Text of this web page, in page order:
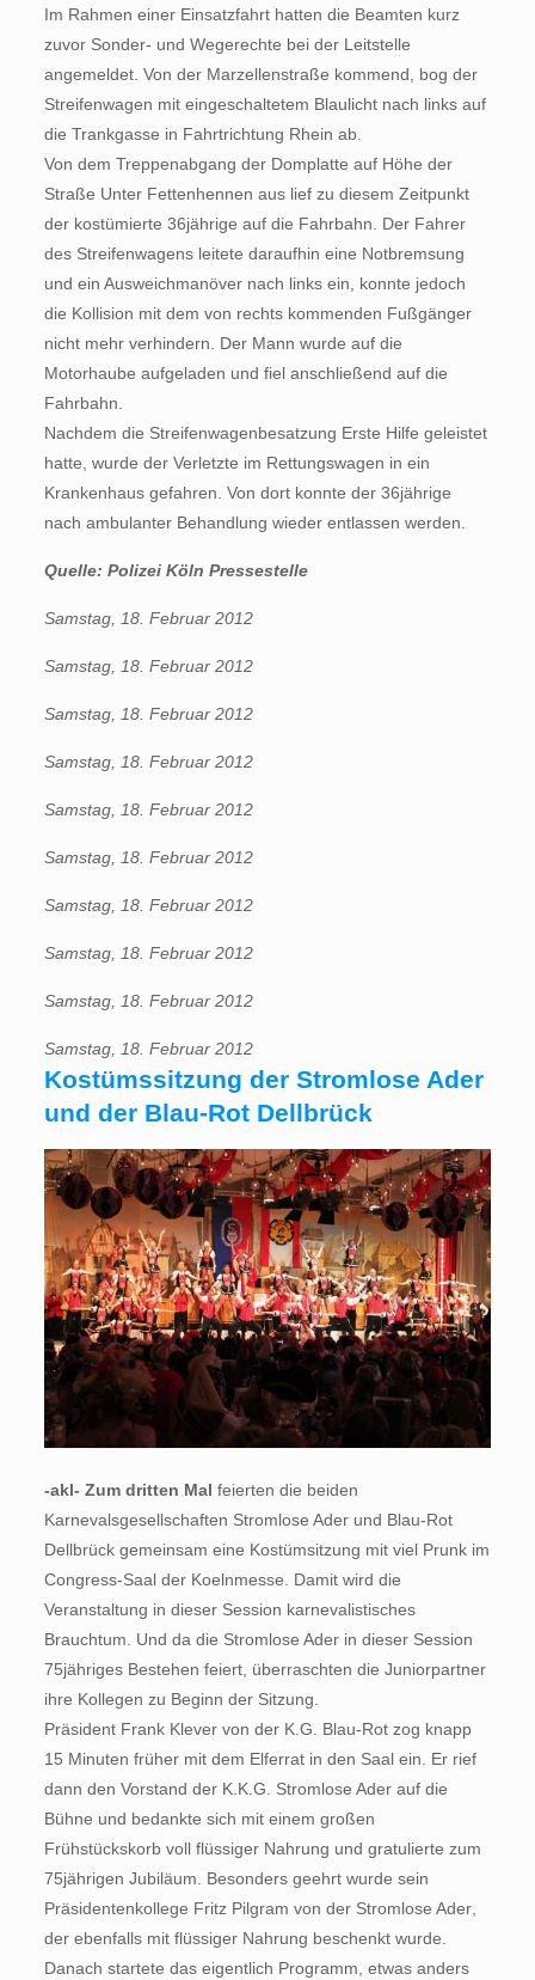
Im Rahmen einer Einsatzfahrt hatten die Beamten kurz
zuvor Sonder- und Wegerechte bei der Leitstelle
angemeldet. Von der Marzellenstraße kommend, bog der
Streifenwagen mit eingeschaltetem Blaulicht nach links auf
die Trankgasse in Fahrtrichtung Rhein ab.
Von dem Treppenabgang der Domplatte auf Höhe der
Straße Unter Fettenhennen aus lief zu diesem Zeitpunkt
der kostümierte 36jährige auf die Fahrbahn. Der Fahrer
des Streifenwagens leitete daraufhin eine Notbremsung
und ein Ausweichmanöver nach links ein, konnte jedoch
die Kollision mit dem von rechts kommenden Fußgänger
nicht mehr verhindern. Der Mann wurde auf die
Motorhaube aufgeladen und fiel anschließend auf die
Fahrbahn.
Nachdem die Streifenwagenbesatzung Erste Hilfe geleistet
hatte, wurde der Verletzte im Rettungswagen in ein
Krankenhaus gefahren. Von dort konnte der 36jährige
nach ambulanter Behandlung wieder entlassen werden.
Quelle: Polizei Köln Pressestelle
Samstag, 18. Februar 2012
Samstag, 18. Februar 2012
Samstag, 18. Februar 2012
Samstag, 18. Februar 2012
Samstag, 18. Februar 2012
Samstag, 18. Februar 2012
Samstag, 18. Februar 2012
Samstag, 18. Februar 2012
Samstag, 18. Februar 2012
Samstag, 18. Februar 2012
Kostümssitzung der Stromlose Ader
und der Blau-Rot Dellbrück
-akl- Zum dritten Mal feierten die beiden
Karnevalsgesellschaften Stromlose Ader und Blau-Rot
Dellbrück gemeinsam eine Kostümsitzung mit viel Prunk im
Congress-Saal der Koelnmesse. Damit wird die
Veranstaltung in dieser Session karnevalistisches
Brauchtum. Und da die Stromlose Ader in dieser Session
75jähriges Bestehen feiert, überraschten die Juniorpartner
ihre Kollegen zu Beginn der Sitzung.
Präsident Frank Klever von der K.G. Blau-Rot zog knapp
15 Minuten früher mit dem Elferrat in den Saal ein. Er rief
dann den Vorstand der K.K.G. Stromlose Ader auf die
Bühne und bedankte sich mit einem großen
Frühstückskorb voll flüssiger Nahrung und gratulierte zum
75jährigen Jubiläum. Besonders geehrt wurde sein
Präsidentenkollege Fritz Pilgram von der Stromlose Ader,
der ebenfalls mit flüssiger Nahrung beschenkt wurde.
Danach startete das eigentlich Programm, etwas anders